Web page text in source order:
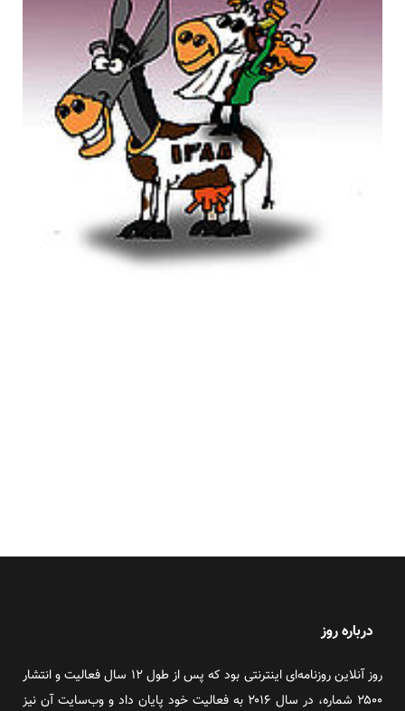
درباره روز
روز آنلاین روزنامه‌ای اینترنتی بود که پس از طول ۱۲ سال فعالیت و انتشار
۲۵۰۰ شماره، در سال ۲۰۱۶ به فعالیت خود پایان داد و وب‌سایت آن نیز